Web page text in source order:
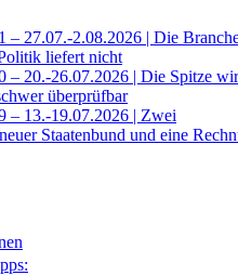
27.07.-2.08.2026 | Die
liefert nicht
20.-26.07.2026 | Die Spitze
überprüfbar
13.-19.07.2026 | Zwei
Staatenbund und eine